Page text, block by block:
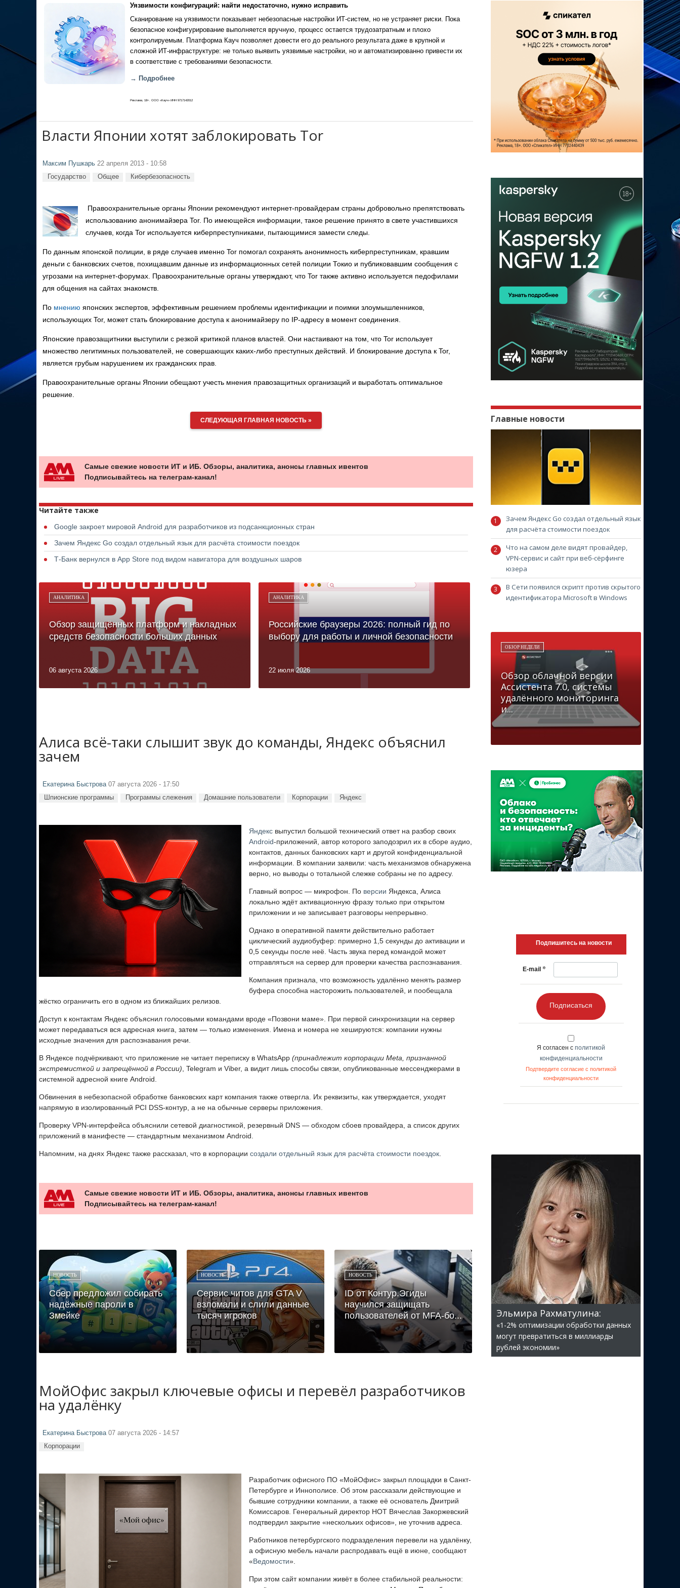
Уязвимости конфигураций: найти недостаточно, нужно исправить
Сканирование на уязвимости показывает небезопасные настройки ИТ-систем, но не устраняет риски. Пока
безопасное конфигурирование выполняется вручную, процесс остается трудозатратным и плохо
контролируемым. Платформа Кауч позволяет довести его до реального результата даже в крупной и
сложной ИТ-инфраструктуре: не только выявить уязвимые настройки, но и автоматизированно привести их
в соответствие с требованиями безопасности.
→ Подробнее
Реклама, 18+. ООО «Кауч» ИНН 9717142012
Власти Японии хотят заблокировать Tor
Максим Пушкарь 22 апреля 2013 - 10:58
Государство Общее Кибербезопасность
Правоохранительные органы Японии рекомендуют интернет-провайдерам страны добровольно препятствовать
использованию анонимайзера Tor. По имеющейся информации, такое решение принято в свете участившихся
случаев, когда Tor используется киберпреступниками, пытающимися замести следы.
По данным японской полиции, в ряде случаев именно Tor помогал сохранять анонимность киберпреступникам, кравшим
деньги с банковских счетов, похищавшим данные из информационных сетей полиции Токио и публиковавшим сообщения с
угрозами на интернет-форумах. Правоохранительные органы утверждают, что Tor также активно используется педофилами
для общения на сайтах знакомств.
По мнению японских экспертов, эффективным решением проблемы идентификации и поимки злоумышленников,
использующих Tor, может стать блокирование доступа к анонимайзеру по IP-адресу в момент соединения.
Японские правозащитники выступили с резкой критикой планов властей. Они настаивают на том, что Tor использует
множество легитимных пользователей, не совершающих каких-либо преступных действий. И блокирование доступа к Tor,
является грубым нарушением их гражданских прав.
Правоохранительные органы Японии обещают учесть мнения правозащитных организаций и выработать оптимальное
решение.
СЛЕДУЮЩАЯ ГЛАВНАЯ НОВОСТЬ »
Самые свежие новости ИТ и ИБ. Обзоры, аналитика, анонсы главных ивентов
Подписывайтесь на телеграм-канал!
Читайте также
Google закроет мировой Android для разработчиков из подсанкционных стран
Зачем Яндекс Go создал отдельный язык для расчёта стоимости поездок
Т-Банк вернулся в App Store под видом навигатора для воздушных шаров
АНАЛИТИКА
Обзор защищённых платформ и накладных
средств безопасности больших данных
06 августа 2026
АНАЛИТИКА
Российские браузеры 2026: полный гид по
выбору для работы и личной безопасности
22 июля 2026
Алиса всё-таки слышит звук до команды, Яндекс объяснил
зачем
Екатерина Быстрова 07 августа 2026 - 17:50
Шпионские программы Программы слежения Домашние пользователи Корпорации Яндекс
Яндекс выпустил большой технический ответ на разбор своих
Android-приложений, автор которого заподозрил их в сборе аудио,
контактов, данных банковских карт и другой конфиденциальной
информации. В компании заявили: часть механизмов обнаружена
верно, но выводы о тотальной слежке собраны не по адресу.
Главный вопрос — микрофон. По версии Яндекса, Алиса
локально ждёт активационную фразу только при открытом
приложении и не записывает разговоры непрерывно.
Однако в оперативной памяти действительно работает
циклический аудиобуфер: примерно 1,5 секунды до активации и
0,5 секунды после неё. Часть звука перед командой может
отправляться на сервер для проверки качества распознавания.
Компания признала, что возможность удалённо менять размер
буфера способна насторожить пользователей, и пообещала
жёстко ограничить его в одном из ближайших релизов.
Доступ к контактам Яндекс объяснил голосовыми командами вроде «Позвони маме». При первой синхронизации на сервер
может передаваться вся адресная книга, затем — только изменения. Имена и номера не хешируются: компании нужны
исходные значения для распознавания речи.
В Яндексе подчёркивают, что приложение не читает переписку в WhatsApp (принадлежит корпорации Meta, признанной
экстремисткой и запрещённой в России) , Telegram и Viber, а видит лишь способы связи, опубликованные мессенджерами в
системной адресной книге Android.
Обвинения в небезопасной обработке банковских карт компания также отвергла. Их реквизиты, как утверждается, уходят
напрямую в изолированный PCI DSS-контур, а не на обычные серверы приложения.
Проверку VPN-интерфейса объяснили сетевой диагностикой, резервный DNS — обходом сбоев провайдера, а список других
приложений в манифесте — стандартным механизмом Android.
Напомним, на днях Яндекс также рассказал, что в корпорации создали отдельный язык для расчёта стоимости поездок
Самые свежие новости ИТ и ИБ. Обзоры, аналитика, анонсы главных ивентов
Подписывайтесь на телеграм-канал!
НОВОСТЬ
Сбер предложил собирать
надёжные пароли в
Змейке
НОВОСТЬ
Сервис читов для GTA V
взломали и слили данные
тысяч игроков
НОВОСТЬ
ID от Контур.Эгиды
научился защищать
пользователей от MFA-бо...
МойОфис закрыл ключевые офисы и перевёл разработчиков
на удалёнку
Екатерина Быстрова 07 августа 2026 - 14:57
Корпорации
Разработчик офисного ПО «МойОфис» закрыл площадки в Санкт-
Петербурге и Иннополисе. Об этом рассказали действующие и
бывшие сотрудники компании, а также её основатель Дмитрий
Комиссаров. Генеральный директор НОТ Вячеслав Закоржевский
подтвердил закрытие «нескольких офисов», не уточнив адреса.
Работников петербургского подразделения перевели на удалёнку,
а офисную мебель начали распродавать ещё в июне, сообщают
«Ведомости».
При этом сайт компании живёт в более стабильной реальности:
Главные новости
Зачем Яндекс Go создал отдельный язык
для расчёта стоимости поездок
Что на самом деле видят провайдер,
VPN-сервис и сайт при веб-сёрфинге
юзера
В Сети появился скрипт против скрытого
идентификатора Microsoft в Windows
ОБЗОР НЕДЕЛИ
Обзор облачной версии
Ассистента 7.0, системы
удалённого мониторинга
и...
Подпишитесь на новости
E-mail *
Подписаться
Я согласен с политикой
конфиденциальности
Подтвердите согласие с политикой
конфиденциальности
Эльмира Рахматулина:
«1-2% оптимизации обработки данных
могут превратиться в миллиарды
рублей экономии»